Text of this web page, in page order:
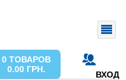
ВХОД
0 ТОВАРОВ
0.00 ГРН.